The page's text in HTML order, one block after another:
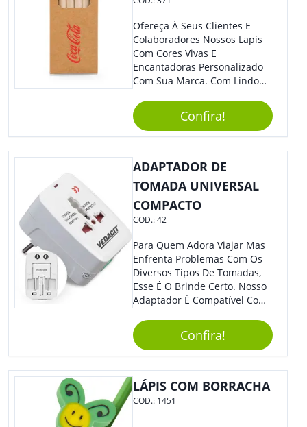
Ofereça À Seus Clientes E
Colaboradores Nossos Lapis
Com Cores Vivas E
Encantadoras Personalizado
Com Sua Marca. Com Lindo
Para Diversas Ocasiões.
Perfeito, Não É?!
Confira!
ADAPTADOR DE
TOMADA UNIVERSAL
COMPACTO
COD.:42
Para Quem Adora Viajar Mas
Enfrenta Problemas Com Os
Diversos Tipos De Tomadas,
Esse É O Brinde Certo. Nosso
Adaptador É Compatível Com
Diferentes Países E Com
Todas As Tensões. Em
Tamanho Compacto, É
Perfeito Para Carregar Na
Bolsa Ou Na Mochila. É A
Praticidade Que Todos
Confira!
LÁPIS COM BORRACHA
COD.: 1451